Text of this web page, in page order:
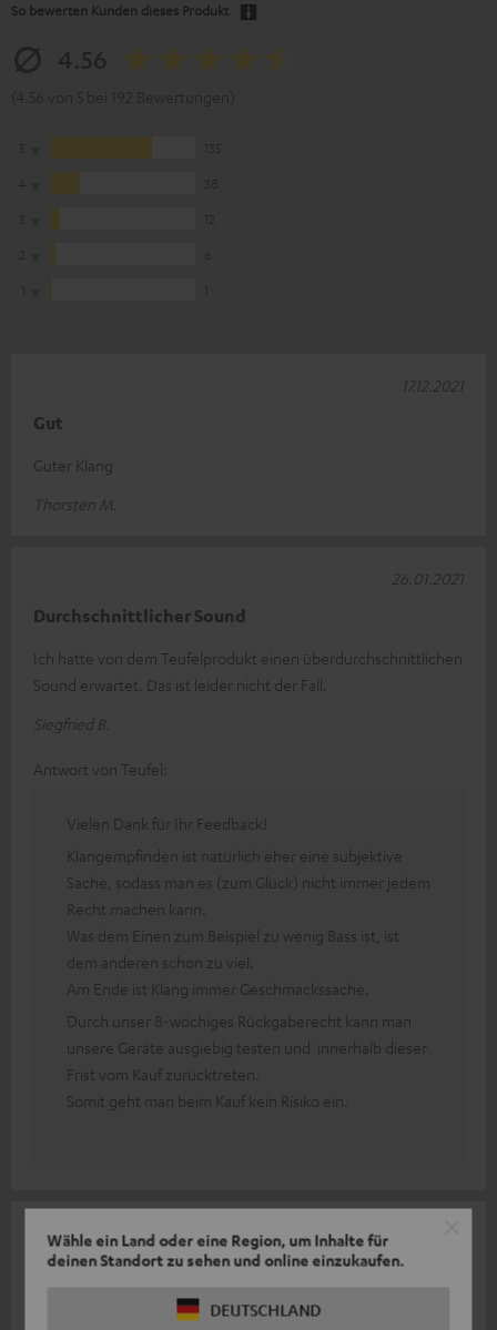
Wähle ein Land oder eine Region, um Inhalte für
deinen Standort zu sehen und online einzukaufen.
DEUTSCHLAND
So bewerten Kunden dieses Produkt
Gut
Guter Klang
Thorsten M.
17.12.2021
Durchschnittlicher Sound
Ich hatte von dem Teufelprodukt einen überdurchschnittlichen
Sound erwartet. Das ist leider nicht der Fall.
Siegfried B.
26.01.2021
Antwort von Teufel:
Vielen Dank für Ihr Feedback!
Klangempfinden ist natürlich eher eine subjektive
Sache, sodass man es (zum Glück) nicht immer jedem
Recht machen kann.
Was dem Einen zum Beispiel zu wenig Bass ist, ist
dem anderen schon zu viel.
Am Ende ist Klang immer Geschmackssache.
Durch unser 8-wöchiges Rückgaberecht kann man
unsere Geräte ausgiebig testen und innerhalb dieser
Frist vom Kauf zurücktreten.
Somit geht man beim Kauf kein Risiko ein.
BÄM hats g'macht
Im Prinzip kann man nichts negatives schreiben, Selbst die